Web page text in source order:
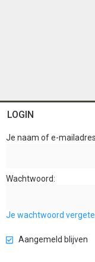
LOGIN
Je naam of e-mailadres
Wachtwoord
Je wachtwoord
Aangemeld blijven